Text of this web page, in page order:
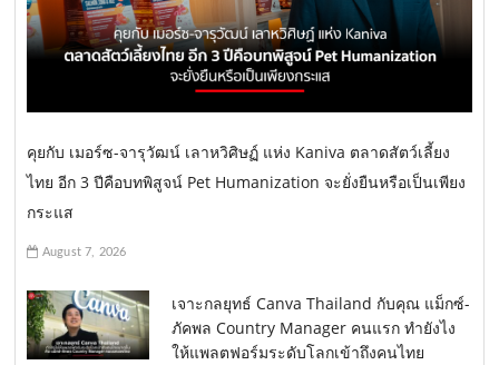
คุยกับ เมอร์ซ-จารุวัฒน์ เลาหวิศิษฏ์ แห่ง Kaniva ตลาดสัตว์เลี้ยง
ไทย อีก 3 ปีคือบทพิสูจน์ Pet Humanization จะยั่งยืนหรือเป็นเพียง
กระแส
August 7, 2026
เจาะกลยุทธ์ Canva Thailand กับคุณ แม็กซ์-
ภัคพล Country Manager คนแรก ทำยังไง
ให้แพลตฟอร์มระดับโลกเข้าถึงคนไทย